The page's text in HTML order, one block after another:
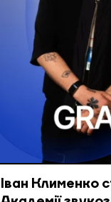
Іван Клименко